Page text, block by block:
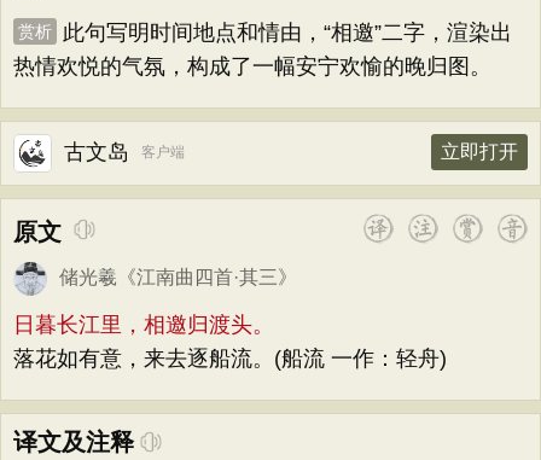
赏析
此句写明时间地点和情由，“相邀”二字，渲染出
热情欢悦的气氛，构成了一幅安宁欢愉的晚归图。
古文岛 客户端 立即打开
原文
储光羲 《江南曲四首·其三》
日暮长江里，相邀归渡头。
落花如有意，来去逐船流。(船流 一作：轻舟)
译文及注释